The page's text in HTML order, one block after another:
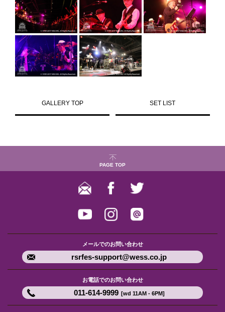
GALLERY TOP SET LIST
PAGE TOP
メールでのお問い合わせ
rsrfes-support@wess.co.jp
お電話でのお問い合わせ
011-614-9999 [wd 11AM - 6PM]